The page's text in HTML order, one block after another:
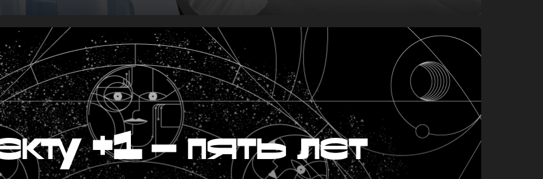
+1 — пять лет